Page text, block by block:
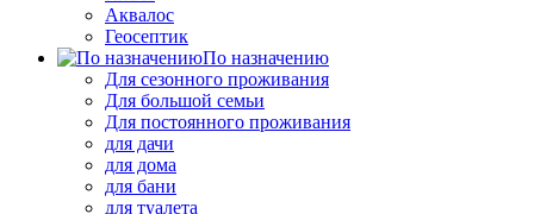
Аквалос
Геосептик
По назначению
Для сезонного проживания
Для большой семьи
Для постоянного проживания
для дачи
для дома
для бани
для туалета